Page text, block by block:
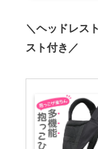
＼ヘッドレス
スト付き／